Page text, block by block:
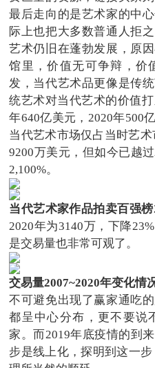
最后走向的是艺术家的中
际上也把大多数普通人拒
艺术仍旧在蓬勃发展，原
馆里，价值无可争辩，价
发，当代艺术品更像是传
统艺术对当代艺术的价值
年640亿美元，2020年500
当代艺术市场仅占当时艺
9200万美元，但如今已越
2,100%。
当代艺术家作品拍卖百强榜
2020年为3140万，下降
是交易量也非常可观了。
交易量2007~2020年变化情
不可避免出现了赢家通吃
都呈中心分布，更不要说
家。而2019年底疫情的到
步是线上化，探明到这一